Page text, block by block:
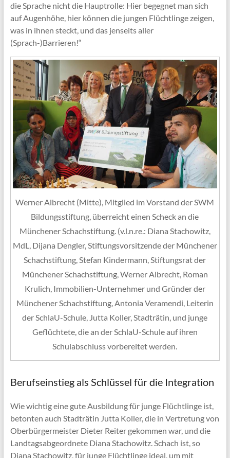
die Sprache nicht die Hauptrolle: Hier begegnet man sich
auf Augenhöhe, hier können die jungen Flüchtlinge zeigen,
was in ihnen steckt, und das jenseits aller
(Sprach-)Barrieren!“
Werner Albrecht (Mitte), Mitglied im Vorstand der SWM
Bildungsstiftung, überreicht einen Scheck an die
Münchener Schachstiftung. (v.l.n.re.: Diana Stachowitz,
MdL, Dijana Dengler, Stiftungsvorsitzende der Münchener
Schachstiftung, Stefan Kindermann, Stiftungsrat der
Münchener Schachstiftung, Werner Albrecht, Roman
Krulich, Immobilien-Unternehmer und Gründer der
Münchener Schachstiftung, Antonia Veramendi, Leiterin
der SchlaU-Schule, Jutta Koller, Stadträtin, und junge
Geflüchtete, die an der SchlaU-Schule auf ihren
Schulabschluss vorbereitet werden.
Berufseinstieg als Schlüssel für die Integration
Wie wichtig eine gute Ausbildung für junge Flüchtlinge ist,
betonten auch Stadträtin Jutta Koller, die in Vertretung von
Oberbürgermeister Dieter Reiter gekommen war, und die
Landtagsabgeordnete Diana Stachowitz. Schach ist, so
Diana Stachowitz, für junge Flüchtlinge ideal, um mit